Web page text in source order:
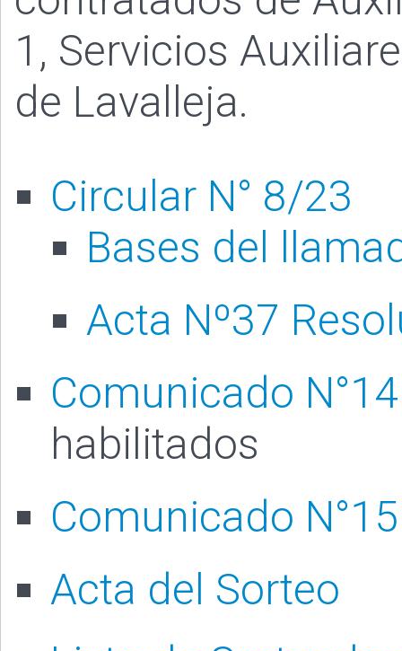
1, Servicios
de Lavalleja.
Circular N° 8/23
Bases del
Acta Nº37
Comunicado
habilitados
Comunicado
Acta del Sorteo